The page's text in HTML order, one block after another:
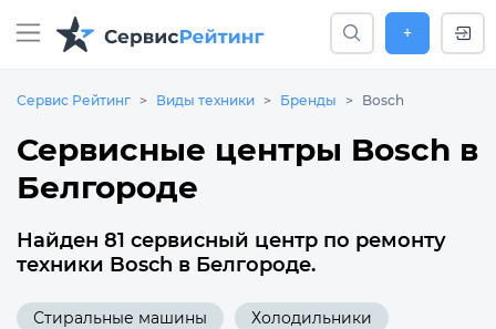
+
Сервис Рейтинг Виды техники Бренды Bosch
Сервисные центры Bosch в
Белгороде
Найден 81 сервисный центр по ремонту
техники Bosch в Белгороде.
Стиральные машины Холодильники